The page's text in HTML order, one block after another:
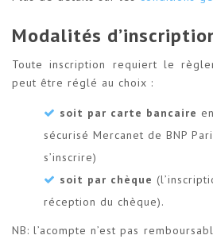
Modalités
Toute inscription requiert le
peut être réglé au choix :
soit par carte bancaire
sécurisé Mercanet de BNP
s’inscrire)
soit par chèque
réception du chèque).
NB: l’acompte n’est pas